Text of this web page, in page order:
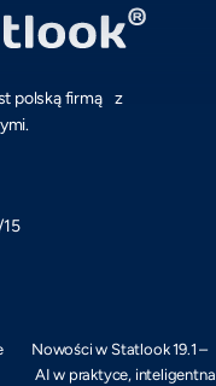
polską firmą z
Nowości w Statlook 19.1 –
AI w praktyce, inteligentna